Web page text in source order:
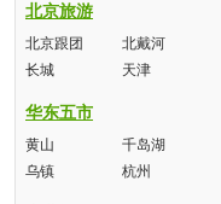
北京旅游
北京跟团
北戴河
长城
天津
华东五市
黄山
千岛湖
乌镇
杭州